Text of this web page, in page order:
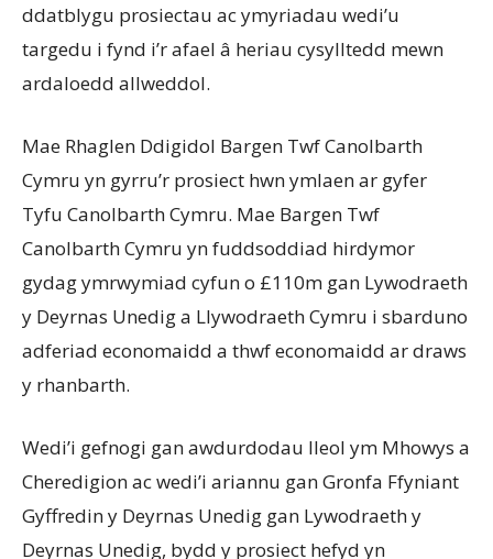
ddatblygu prosiectau ac ymyriadau wedi’u
targedu i fynd i’r afael â heriau cysylltedd mewn
ardaloedd allweddol.
Mae Rhaglen Ddigidol Bargen Twf Canolbarth
Cymru yn gyrru’r prosiect hwn ymlaen ar gyfer
Tyfu Canolbarth Cymru. Mae Bargen Twf
Canolbarth Cymru yn fuddsoddiad hirdymor
gydag ymrwymiad cyfun o £110m gan Lywodraeth
y Deyrnas Unedig a Llywodraeth Cymru i sbarduno
adferiad economaidd a thwf economaidd ar draws
y rhanbarth.
Wedi’i gefnogi gan awdurdodau lleol ym Mhowys a
Cheredigion ac wedi’i ariannu gan Gronfa Ffyniant
Gyffredin y Deyrnas Unedig gan Lywodraeth y
Deyrnas Unedig, bydd y prosiect hefyd yn